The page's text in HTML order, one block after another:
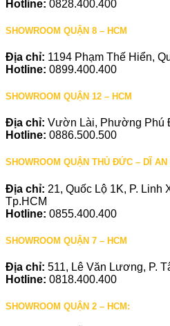
Hotline: 0828.400.400
SHOWROOM QUẬN 8 – HCM
Địa chỉ: 1194 Phạm Thế Hiển,
Hotline: 0899.400.400
SHOWROOM QUẬN 12 – HCM
Địa chỉ: Vườn Lài, Phường Phú
Hotline: 0886.500.500
SHOWROOM QUẬN THỦ ĐỨC – DĨ
Địa chỉ: 21, Quốc Lộ 1K, P. Linh
Tp.HCM
Hotline: 0855.400.400
SHOWROOM QUẬN 7 – HCM
Địa chỉ: 511, Lê Văn Lương, P.
Hotline: 0818.400.400
SHOWROOM QUẬN 2 – HCM: